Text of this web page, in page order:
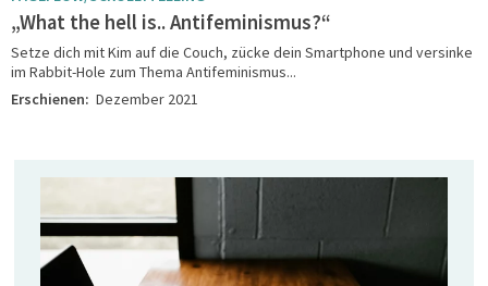
„What the hell is.. Antifeminismus?“
Setze dich mit Kim auf die Couch, zücke dein Smartphone und versinke
im Rabbit-Hole zum Thema Antifeminismus...
Erschienen: Dezember 2021